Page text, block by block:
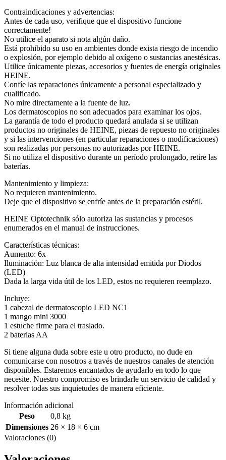
Contraindicaciones y advertencias:
Antes de cada uso, verifique que el dispositivo funcione
correctamente!
No utilice el aparato si nota algún daño.
Está prohibido su uso en ambientes donde exista riesgo de incendio
o explosión, por ejemplo debido al oxígeno o sustancias anestésicas.
Utilice únicamente piezas, accesorios y fuentes de energía originales
HEINE.
Confíe las reparaciones únicamente a personal especializado y
cualificado.
No mire directamente a la fuente de luz.
Los dermatoscopios no son adecuados para examinar los ojos.
La garantía de todo el producto quedará anulada si se utilizan
productos no originales de HEINE, piezas de repuesto no originales
y si las intervenciones (en particular reparaciones o modificaciones)
son realizadas por personas no autorizadas por HEINE.
Si no utiliza el dispositivo durante un período prolongado, retire las
baterías.
Mantenimiento y limpieza:
No requieren mantenimiento.
Deje que el dispositivo se enfríe antes de la preparación estéril.
HEINE Optotechnik sólo autoriza las sustancias y procesos
enumerados en el manual de instrucciones.
Características técnicas:
Aumento: 6x
Iluminación: Luz blanca de alta intensidad emitida por Diodos
(LED)
Dada la larga vida útil de los LED, estos no requieren reemplazo.
Incluye:
1 cabezal de dermatoscopio LED NC1
1 mango mini 3000
1 estuche firme para el traslado.
2 baterias AA
Si tiene alguna duda sobre este u otro producto, no dude en
comunicarse con nosotros a través de nuestros canales de atención
disponibles. Estaremos encantados de ayudarlo en todo lo que
necesite. Nuestro compromiso es brindarle un servicio de calidad y
resolver todas sus inquietudes de manera eficiente.
Información adicional
Peso
0,8 kg
Dimensiones 26 × 18 × 6 cm
Valoraciones (0)